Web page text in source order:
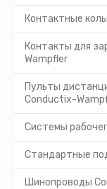
Контактные
Контакты для
Wampfler
Пульты
Conductix-
Системы
Стандартные
Шинопроводы